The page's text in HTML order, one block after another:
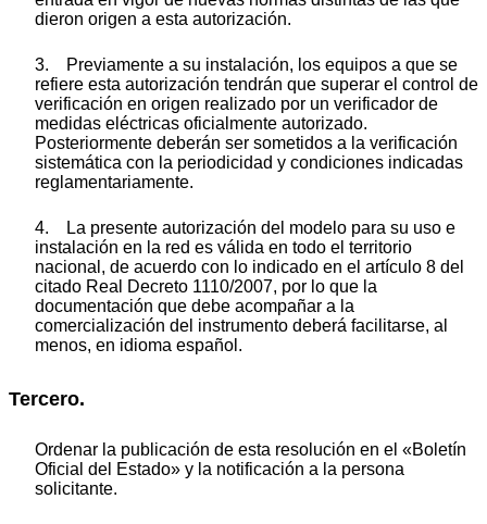
dieron origen a esta autorización.
3. Previamente a su instalación, los equipos a que se
refiere esta autorización tendrán que superar el control de
verificación en origen realizado por un verificador de
medidas eléctricas oficialmente autorizado.
Posteriormente deberán ser sometidos a la verificación
sistemática con la periodicidad y condiciones indicadas
reglamentariamente.
4. La presente autorización del modelo para su uso e
instalación en la red es válida en todo el territorio
nacional, de acuerdo con lo indicado en el artículo 8 del
citado Real Decreto 1110/2007, por lo que la
documentación que debe acompañar a la
comercialización del instrumento deberá facilitarse, al
menos, en idioma español.
Tercero.
Ordenar la publicación de esta resolución en el «Boletín
Oficial del Estado» y la notificación a la persona
solicitante.